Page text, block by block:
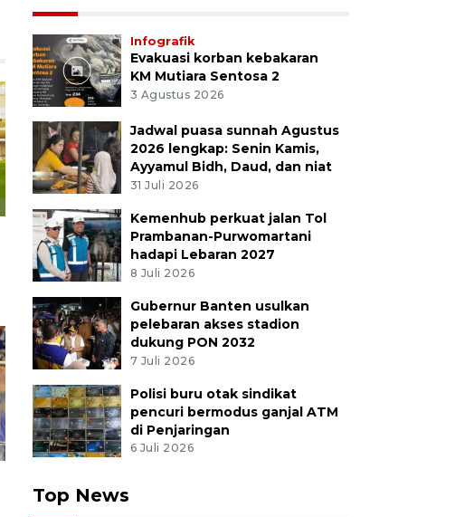
Infografik
Evakuasi korban kebakaran
KM Mutiara Sentosa 2
3 Agustus 2026
Jadwal puasa sunnah Agustus
2026 lengkap: Senin Kamis,
Ayyamul Bidh, Daud, dan niat
31 Juli 2026
Kemenhub perkuat jalan Tol
Prambanan-Purwomartani
hadapi Lebaran 2027
8 Juli 2026
Gubernur Banten usulkan
pelebaran akses stadion
dukung PON 2032
7 Juli 2026
Polisi buru otak sindikat
pencuri bermodus ganjal ATM
di Penjaringan
6 Juli 2026
Top News